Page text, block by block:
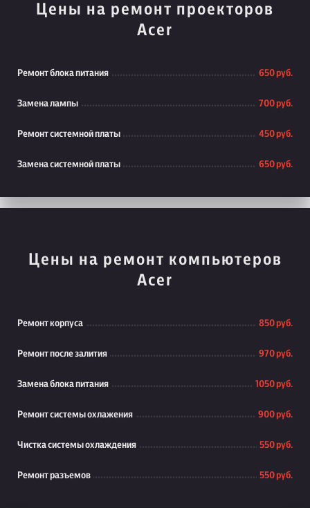
Цены на ремонт проекторов
Acer
Ремонт блока питания 650 руб.
Замена лампы 700 руб.
Ремонт системной платы 450 руб.
Замена системной платы 650 руб.
Цены на ремонт компьютеров
Acer
Ремонт корпуса 850 руб.
Ремонт после залития 970 руб.
Замена блока питания 1050 руб.
Ремонт системы охлажения 900 руб.
Чистка системы охлаждения 550 руб.
Ремонт разъемов 550 руб.